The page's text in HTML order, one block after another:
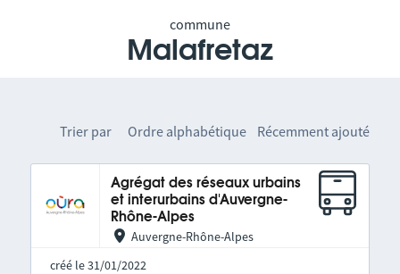
commune
Malafretaz
Trier par Ordre alphabétique Récemment ajouté
Agrégat des réseaux urbains
et interurbains d'Auvergne-
Rhône-Alpes
Auvergne-Rhône-Alpes
créé le 31/01/2022